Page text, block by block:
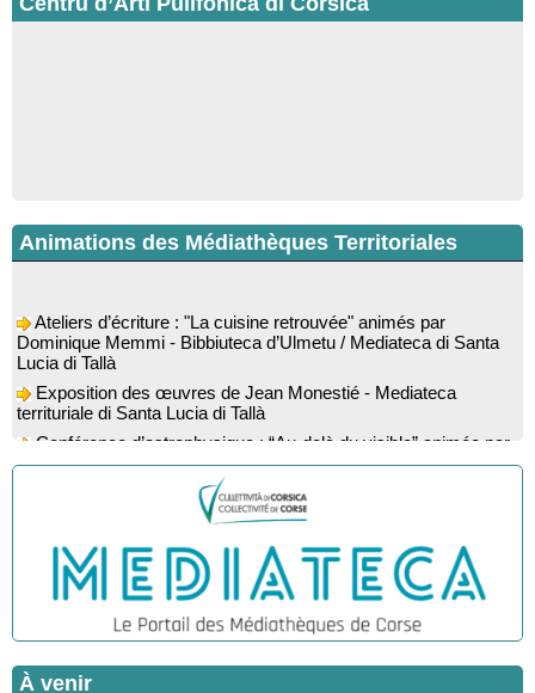
Animations des Médiathèques Territoriales
Dominique Memmi - Bibbiuteca d’Ulmetu / Mediateca di Santa
Lucia di Tallà
territuriale di Santa Lucia di Tallà
Bicchisgià
Exposition des œuvres de Dominique Malberti Morin :
"Racines, peintures acryliques et aquarelles" - Mediateca
Animation : "Petits lecteurs" - Médiathèque - Pitretu è
Bicchisgià
Spectacle musical : "Viaghju in Corsica cù Regina & Bruno",
hommage au duo mythique de la chanson corse interprété par
gutare) et Jacky Le Menn (claviers) - Salle des fêtes - Cuzzà
À venir